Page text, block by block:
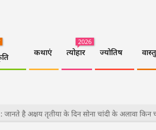
कथाएं त्योहार
2026
ज्योतिष वास्तु
है अक्षय तृतीया के दिन सोना चांदी के अलावा किन